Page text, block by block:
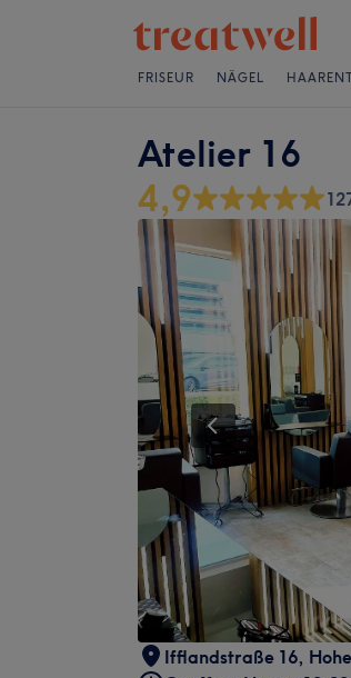
FRISEUR NÄGEL
Atelier 16
4,9
Ifflandstraße 16,